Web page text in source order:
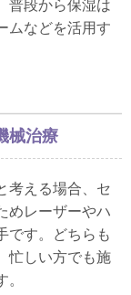
普段から保湿は
ムなどを活用す
械治療
考える場合、セ
めレーザーやハ
です。どちらも
忙しい方でも施